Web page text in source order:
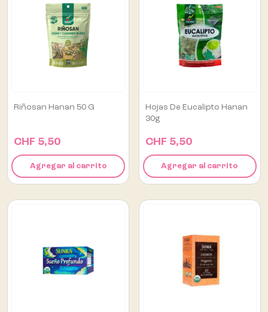
Riñosan Hanan 50 G
CHF 5,50
Agregar al carrito
Hojas De Eucalipto Hanan
30g
CHF 5,50
Agregar al carrito